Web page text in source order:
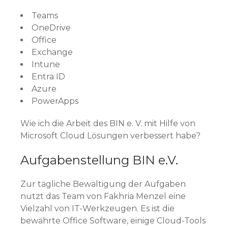
Teams
OneDrive
Office
Exchange
Intune
Entra ID
Azure
PowerApps
Wie ich die Arbeit des BIN e. V. mit Hilfe von
Microsoft Cloud Lösungen verbessert habe?
Aufgabenstellung BIN e.V.
Zur tägliche Bewältigung der Aufgaben
nutzt das Team von Fakhria Menzel eine
Vielzahl von IT-Werkzeugen. Es ist die
bewährte Office Software, einige Cloud-Tools